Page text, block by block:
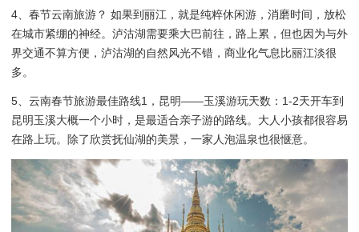
4、春节云南旅游？ 如果到丽江，就是纯粹休闲游，消磨时间，放松
在城市紧绷的神经。泸沽湖需要乘大巴前往，路上累，但也因为与外
界交通不算方便，泸沽湖的自然风光不错，商业化气息比丽江淡很
多。
5、云南春节旅游最佳路线1，昆明——玉溪游玩天数：1-2天开车到
昆明玉溪大概一个小时，是最适合亲子游的路线。大人小孩都很容易
在路上玩。除了欣赏抚仙湖的美景，一家人泡温泉也很惬意。